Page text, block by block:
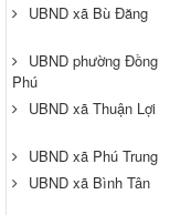
UBND xã Bù Đăng
UBND phường Đồng
Phú
UBND xã Thuận Lợi
UBND xã Phú Trung
UBND xã Bình Tân